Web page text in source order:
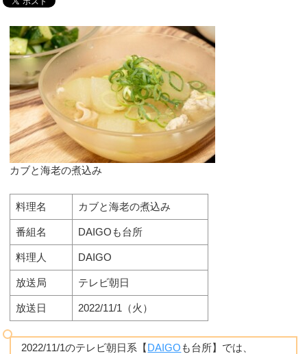
カブと海老の煮込み
料理名 カブと海老の煮込み
番組名 DAIGOも台所
料理人 DAIGO
放送局 テレビ朝日
放送日 2022/11/1（火）
2022/11/1のテレビ朝日系【DAIGO も台所】では、